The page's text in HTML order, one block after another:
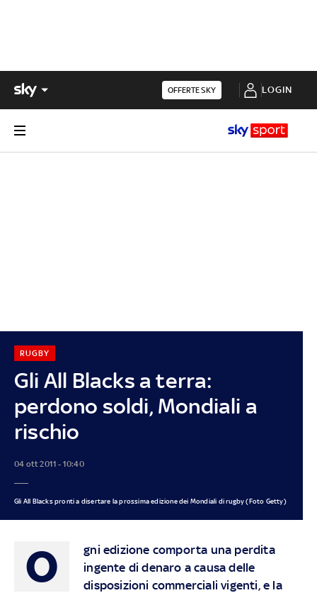
OFFERTE SKY LOGIN
Gli All Blacks a terra:
perdono soldi, Mondiali a
rischio
RUGBY
04 ott 2011 - 10:40
Gli All Blacks pronti a disertare la prossima edizione dei Mondiali di rugby (Foto Getty)
O
gni edizione comporta una perdita
ingente di denaro a causa delle
disposizioni commerciali vigenti, e la